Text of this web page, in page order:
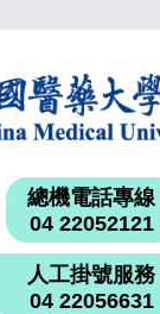
總機電話專線
04 22052121
人工掛號服務
04 22056631